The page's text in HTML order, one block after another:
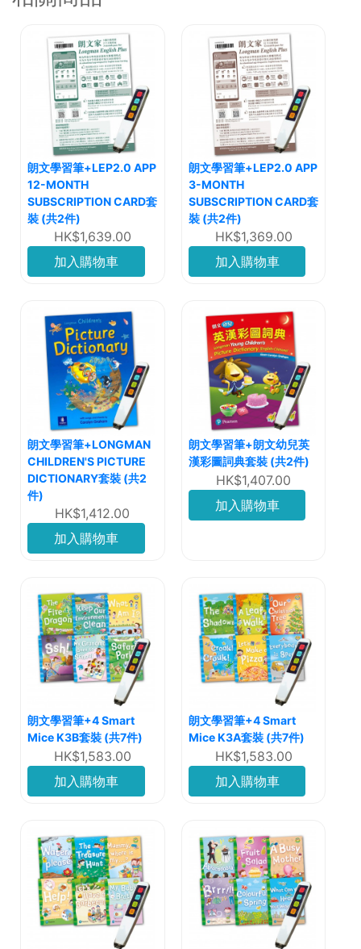
朗文學習筆+LEP2.0 APP
12-MONTH
SUBSCRIPTION CARD套
裝 (共2件)
HK$1,639.00
加入購物車
朗文學習筆+LEP2.0 APP
3-MONTH
SUBSCRIPTION CARD套
裝 (共2件)
HK$1,369.00
加入購物車
朗文學習筆+LONGMAN
CHILDREN'S PICTURE
DICTIONARY套裝 (共2
件)
HK$1,412.00
加入購物車
朗文學習筆+朗文幼兒英
漢彩圖詞典套裝 (共2件)
HK$1,407.00
加入購物車
朗文學習筆+4 Smart
Mice K3B套裝 (共7件)
HK$1,583.00
加入購物車
朗文學習筆+4 Smart
Mice K3A套裝 (共7件)
HK$1,583.00
加入購物車